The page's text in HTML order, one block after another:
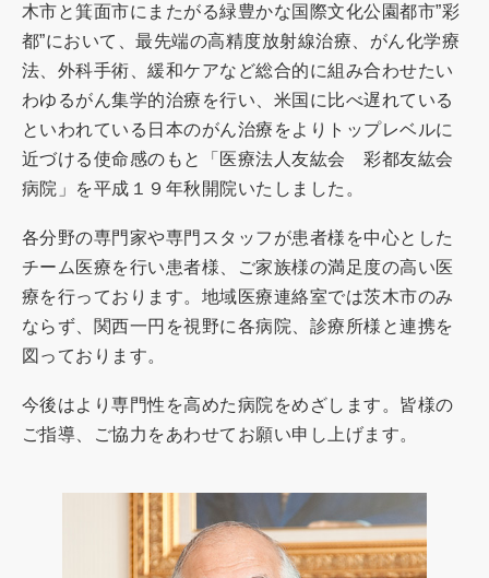
木市と箕面市にまたがる緑豊かな国際文化公園都市”彩
都”において、最先端の高精度放射線治療、がん化学療
法、外科手術、緩和ケアなど総合的に組み合わせたい
わゆるがん集学的治療を行い、米国に比べ遅れている
といわれている日本のがん治療をよりトップレベルに
近づける使命感のもと「医療法人友紘会 彩都友紘会
病院」を平成１９年秋開院いたしました。
各分野の専門家や専門スタッフが患者様を中心とした
チーム医療を行い患者様、ご家族様の満足度の高い医
療を行っております。地域医療連絡室では茨木市のみ
ならず、関西一円を視野に各病院、診療所様と連携を
図っております。
今後はより専門性を高めた病院をめざします。皆様の
ご指導、ご協力をあわせてお願い申し上げます。